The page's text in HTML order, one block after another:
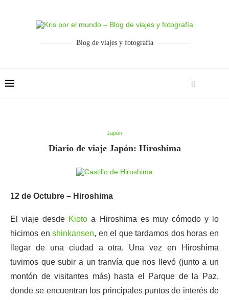
Blog de viajes y fotografía
Japón
Diario de viaje Japón: Hiroshima
12 de Octubre – Hiroshima
El viaje desde Kioto a Hiroshima es muy cómodo y lo
hicimos enshinkansen, en el que tardamos dos horas en
llegar de una ciudad a otra. Una vez en Hiroshima
tuvimos que subir a un tranvía que nos llevó (junto a un
montón de visitantes más) hasta el Parque de la Paz,
donde se encuentran los principales puntos de interés de